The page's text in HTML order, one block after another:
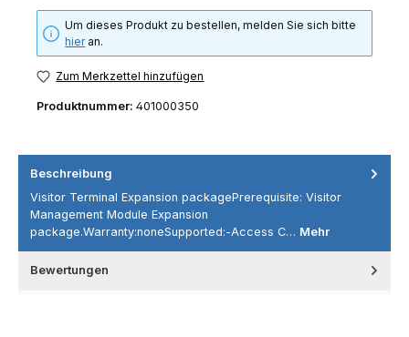
Um dieses Produkt zu bestellen, melden Sie sich bitte
hieran.
Zum Merkzettel hinzufügen
Produktnummer: 401000350
Beschreibung
Visitor Terminal Expansion packagePrerequisite: Visitor
Management Module Expansion
package.Warranty:noneSupported:-Access C… Mehr
Bewertungen